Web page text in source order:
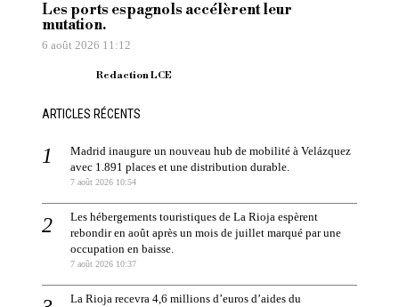
Les ports espagnols accélèrent leur
mutation.
6 août 2026 11:12
Redaction LCE
ARTICLES RÉCENTS
Madrid inaugure un nouveau hub de mobilité à Velázquez
avec 1.891 places et une distribution durable.
7 août 2026 10:54
Les hébergements touristiques de La Rioja espèrent
rebondir en août après un mois de juillet marqué par une
occupation en baisse.
7 août 2026 10:37
La Rioja recevra 4,6 millions d’euros d’aides du